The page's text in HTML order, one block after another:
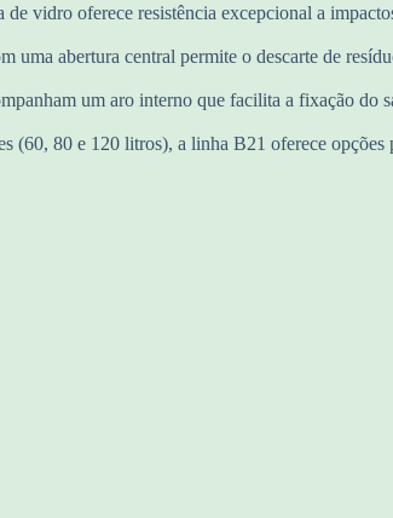
de vidro oferece resistência excepcional a
uma abertura central permite o descarte de
um aro interno que facilita a fixação
(60, 80 e 120 litros), a linha B21 oferece opções